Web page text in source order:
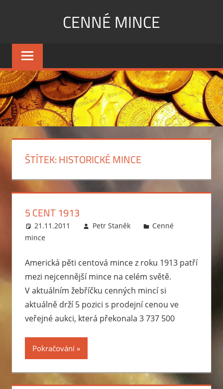
CENNÉ MINCE
Cenné
mince
být
velmi
staré
nebo
nové.
být
zlaté
stříbrné
nebo
"obyčejné".
Téměř
vždy
zajímavý
historický
ŠTÍTEK:HISTORICKÉ MINCE
5 CENT 1913
21.11.2011 Petr Staněk
Cenné
mince
Americká pěti centová mince z roku 1913 patří
mezi nejcennější mince na celém světě.
V aktuálním žebříčku cenných mincí si
aktuálně drží 5 pozici s prodejní cenou ve
veřejné aukci, která překonala 3 737 500
Pokračování